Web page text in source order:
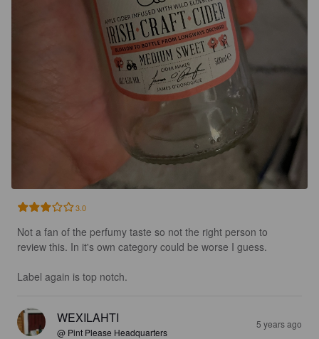
3.0
Not a fan of the perfumy taste so not the right person to
review this. In it's own category could be worse I guess.
Label again is top notch.
WEXILAHTI
@ Pint Please Headquarters
5 years ago